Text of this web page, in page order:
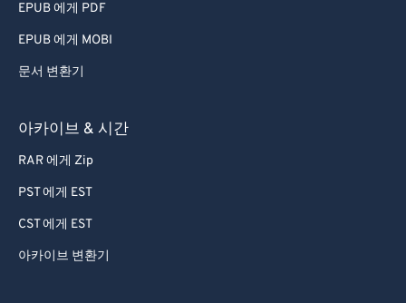
EPUB 에게 PDF
EPUB 에게 MOBI
문서 변환기
아카이브 & 시간
RAR 에게 Zip
PST 에게 EST
CST 에게 EST
아카이브 변환기